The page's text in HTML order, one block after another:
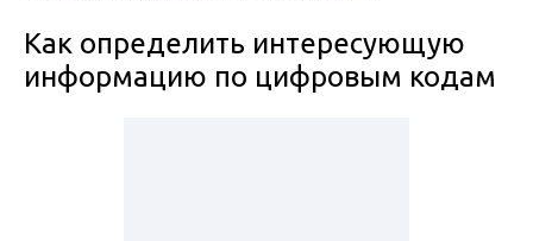
Как определить интересующую
информацию по цифровым кодам